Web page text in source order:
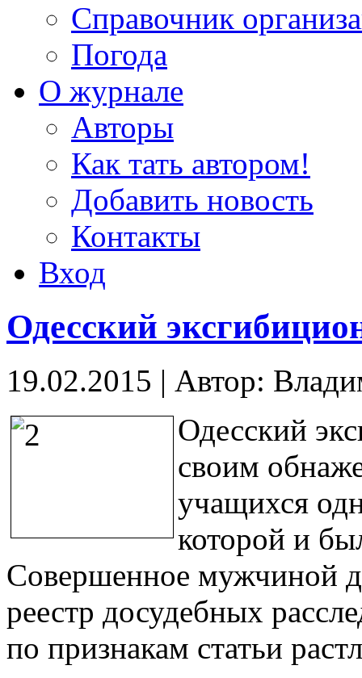
Справочник
Погода
О журнале
Авторы
Как тать автором!
Добавить новость
Контакты
Вход
Одесский
19.02.2015 | Автор:
Одесский
своим
учащихся
которой и
Совершенное мужчиной
реестр досудебных
по признакам статьи